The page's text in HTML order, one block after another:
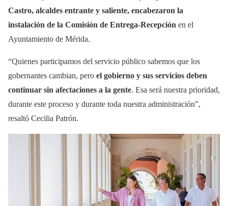
Castro, alcaldes entrante y saliente, encabezaron la
instalación de la Comisión de Entrega-Recepción en el
Ayuntamiento de Mérida.
“Quienes participamos del servicio público sabemos que los
gobernantes cambian, pero el gobierno y sus servicios deben
continuar sin afectaciones a la gente. Esa será nuestra prioridad,
durante este proceso y durante toda nuestra administración”,
resaltó Cecilia Patrón.